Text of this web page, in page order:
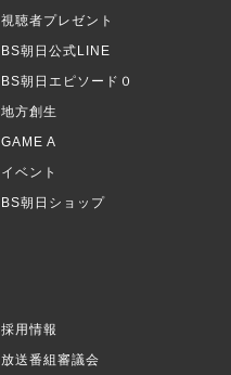
視聴者プレゼント
BS朝日公式LINE
BS朝日エピソード０
地方創生
GAME A
イベント
BS朝日ショップ
採用情報
放送番組審議会